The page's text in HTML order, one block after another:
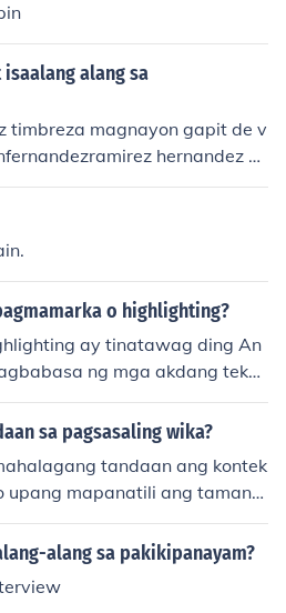
alang sa
timbreza magnayon gapit de v
hernandez d
jogoJHONNYBOYGARCIA
o highlighting?
ay tinatawag ding An
ng mga akdang tekni
at maraming salita o ke
sa pagsasaling wika?
tandaan ang kontek
upang mapanatili ang tamang
alang ang kultura at idiom
wika upang maiwasa
ng orihinal na akda ay kritik
alang sa pakikipanayam?